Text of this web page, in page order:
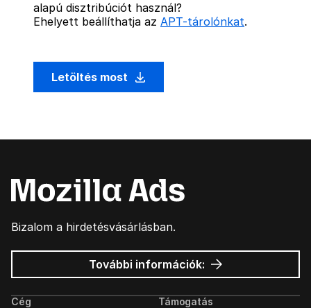
alapú disztribúciót használ?
Ehelyett beállíthatja az APT-tárolónkat.
Letöltés most
Bizalom a hirdetésvásárlásban.
További információk: Mozilla
hirdetések
Cég Támogatás